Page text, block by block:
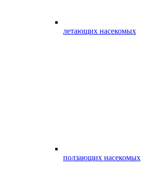
летающих насекомых
ползающих насекомых